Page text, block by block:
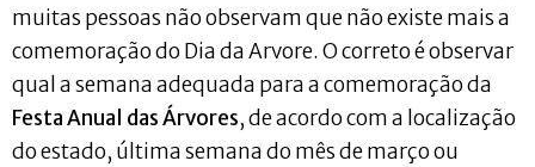
muitas pessoas não observam que não existe mais a
comemoração do Dia da Arvore. O correto é observar
qual a semana adequada para a comemoração da
Festa Anual das Árvores, de acordo com a localização
do estado, última semana do mês de março ou